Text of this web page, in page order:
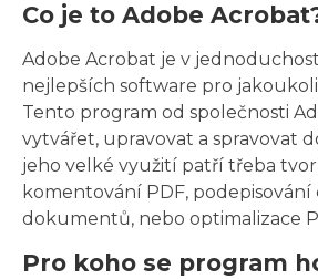
Co je to Adobe
Adobe Acrobat je v
nejlepších software pro
Tento program od společnosti
vytvářet, upravovat a spravovat
jeho velké využití patří třeba
komentování PDF,
dokumentů, nebo optimalizace
Pro koho se program